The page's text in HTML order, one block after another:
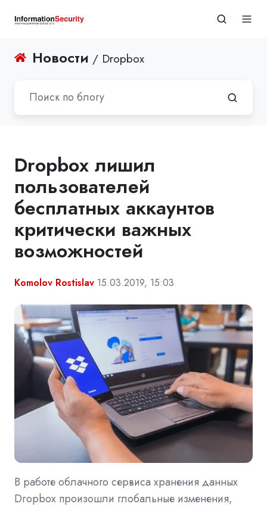
Новости / Dropbox
Dropbox лишил
пользователей
бесплатных аккаунтов
критически важных
возможностей
Komolov Rostislav 15.03.2019, 15:03
В работе облачного сервиса хранения данных
Dropbox произошли глобальные изменения,